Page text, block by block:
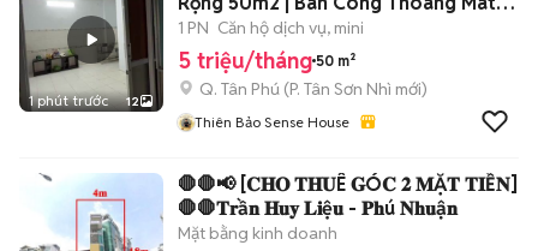
1 phút trước 12
Full NT
1 PN Căn hộ dịch vụ, mini
5 triệu/tháng 50 m²
Q. Tân Phú (P. Tân Sơn Nhì mới)
Thiên Bảo Sense House
🛑🛑📢 [𝐂𝐇𝐎 𝐓𝐇𝐔Ê 𝐆Ó𝐂 𝟐 𝐌Ặ𝐓 𝐓𝐈Ề𝐍]
🛑🛑𝐓𝐫ầ𝐧 𝐇𝐮𝐲 𝐋𝐢ệ𝐮 - 𝐏𝐡ú 𝐍𝐡𝐮ậ𝐧
Mặt bằng kinh doanh